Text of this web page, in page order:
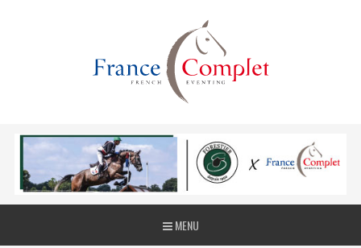
MENU
La journée du complet & le derby cross
indoor reviennent le 23 Janvier 2027 !